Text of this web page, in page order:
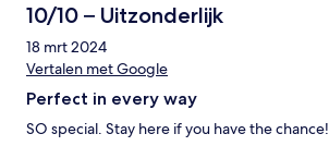
10/10 – Uitzonderlijk
18 mrt 2024
Vertalen met Google
Perfect in every way
SO special. Stay here if you have the chance!